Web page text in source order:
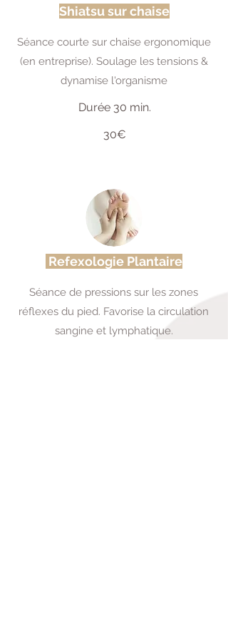
Shiatsu sur chaise
Séance courte sur chaise ergonomique
(en entreprise). Soulage les tensions &
dynamise l'organisme
Durée 30 min.
30€
Refexologie Plantaire
Séance de pressions sur les zones
réflexes du pied. Favorise la circulation
sangine et lymphatique.